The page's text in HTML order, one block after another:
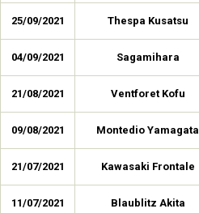
25/09/2021 Thespa Kusatsu
04/09/2021 Sagamihara
21/08/2021 Ventforet Kofu
09/08/2021 Montedio Yamagata
21/07/2021 Kawasaki Frontale
11/07/2021 Blaublitz Akita